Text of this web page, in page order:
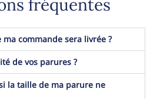
fréquentes
commande sera livrée ?
de vos parures ?
la taille de ma parure ne